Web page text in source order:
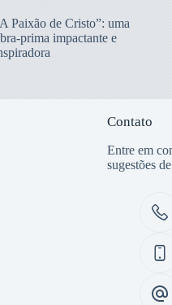
Paixão de Cristo”: uma
prima impactante e
Contato
Entre em
sugestões